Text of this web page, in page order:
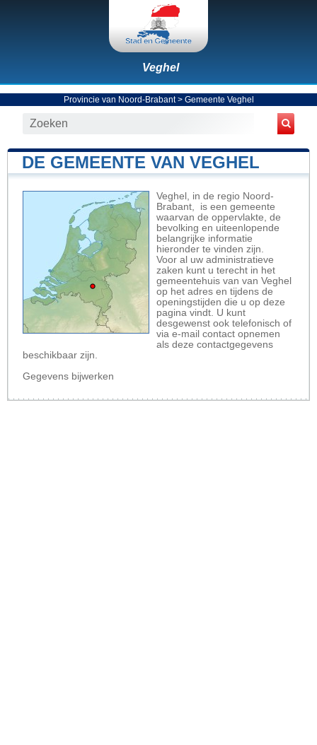
Veghel
Provincie van Noord-Brabant> Gemeente Veghel
DE GEMEENTE VAN VEGHEL
Veghel, in de regio Noord-
Brabant, is een gemeente
waarvan de oppervlakte, de
bevolking en uiteenlopende
belangrijke informatie
hieronder te vinden zijn.
Voor al uw administratieve
zaken kunt u terecht in het
gemeentehuis van van Veghel
op het adres en tijdens de
openingstijden die u op deze
pagina vindt. U kunt
desgewenst ook telefonisch of
via e-mail contact opnemen
als deze contactgegevens
beschikbaar zijn.
Gegevens bijwerken